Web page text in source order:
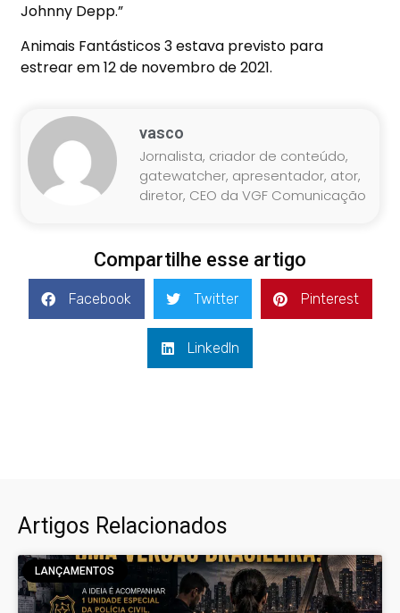
Johnny Depp.”
Animais Fantásticos 3 estava previsto para
estrear em 12 de novembro de 2021.
vasco
Jornalista, criador de conteúdo,
gatewatcher, apresentador, ator,
diretor, CEO da VGF Comunicação
Compartilhe esse artigo
Facebook Twitter Pinterest
LinkedIn
Artigos Relacionados
LANÇAMENTOS